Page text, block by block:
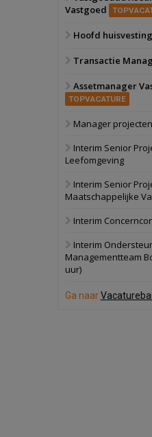
28 september 2026
17 september 2026
Vastgoed
Hoofd huisvesting
Transactie
Assetmanager
TOPVACATURE
Manager projecten
Interim Senior
Leefomgeving
Interim Senior
Maatschappelijke
Interim
Interim
Managementteam
uur)
Ga naar